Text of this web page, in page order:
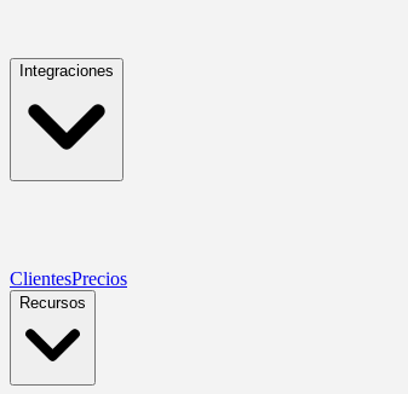
Integraciones
ClientesPrecios
Recursos